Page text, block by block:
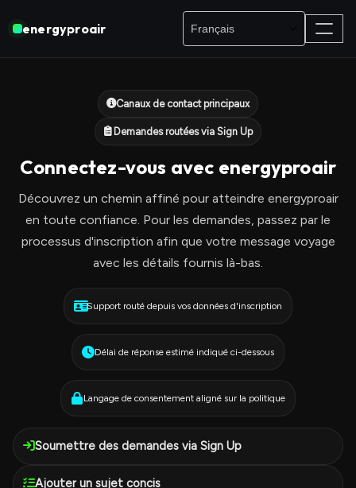
energyproair
Canaux de contact principaux
Demandes routées via Sign Up
Connectez-vous avec energyproair
Découvrez un chemin affiné pour atteindre energyproair
en toute confiance. Pour les demandes, passez par le
processus d'inscription afin que votre message voyage
avec les détails fournis là-bas.
Support routé depuis vos données d'inscription
Délai de réponse estimé indiqué ci-dessous
Langage de consentement aligné sur la politique
Soumettre des demandes via Sign Up
Ajouter un sujet concis